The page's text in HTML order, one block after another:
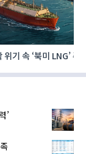
위기 속 ‘북미 LNG’
’